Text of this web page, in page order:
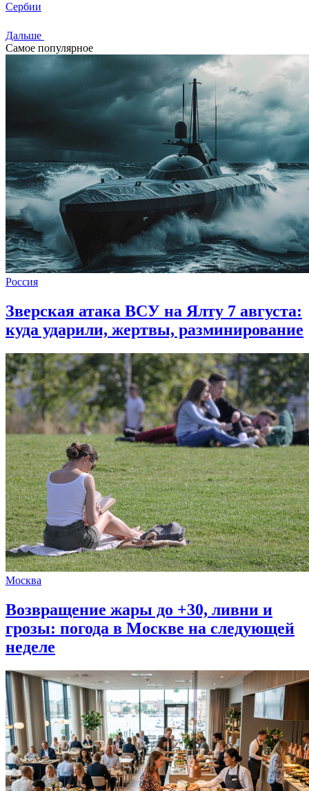
Сербии
Дальше
Самое популярное
Россия
Зверская атака ВСУ на Ялту 7 августа:
куда ударили, жертвы, разминирование
Москва
Возвращение жары до +30, ливни и
грозы: погода в Москве на следующей
неделе